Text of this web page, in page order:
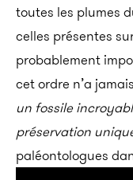
toutes les plumes
celles présentes
probablement
cet ordre n’a
un fossile
préservation
paléontologues